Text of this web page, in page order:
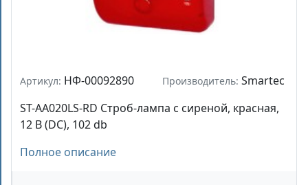
Артикул: НФ-00092890 Производитель: Smartec
ST-AA020LS-RD Строб-лампа с сиреной, красная,
12 В (DC), 102 db
Полное описание